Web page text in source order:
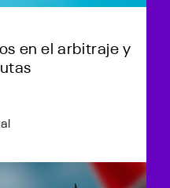
en el arbitraje y